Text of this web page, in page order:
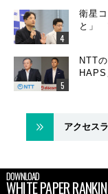
衛星
と」
NTT
アクセス
DOWNLOAD
WHITE PAPER